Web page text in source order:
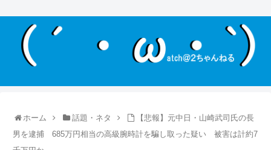
ホーム 話題・ネタ
【悲報】元中日・山崎武司氏の長
男を逮捕 685万円相当の高級腕時計を騙し取った疑い 被害は計約7